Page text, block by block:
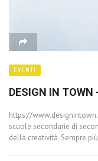
EVENTI
DESIGN IN TOWN
https://
scuole secondarie di
della creatività. Sempre